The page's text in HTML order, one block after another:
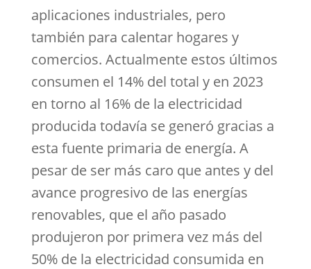
aplicaciones industriales, pero
también para calentar hogares y
comercios. Actualmente estos últimos
consumen el 14% del total y en 2023
en torno al 16% de la electricidad
producida todavía se generó gracias a
esta fuente primaria de energía. A
pesar de ser más caro que antes y del
avance progresivo de las energías
renovables, que el año pasado
produjeron por primera vez más del
50% de la electricidad consumida en